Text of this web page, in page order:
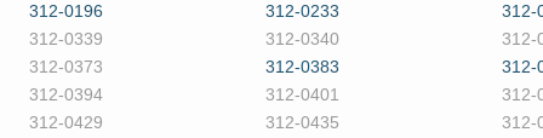
312-0196
312-0233
312-
312-0339
312-0340
312-
312-0373
312-0383
312-
312-0394
312-0401
312-
312-0429
312-0435
312-